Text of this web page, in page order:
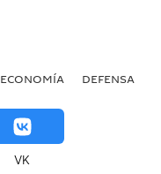
ECONOMÍA DEFENSA
VK